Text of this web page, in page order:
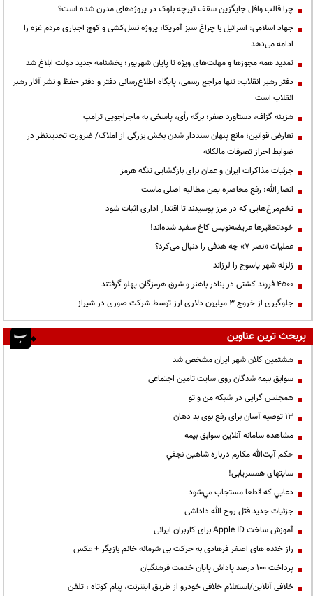
چرا قالب وافل جایگزین سقف تیرچه بلوک در پروژه‌های مدرن شده است؟
جهاد اسلامی: اسرائیل با چراغ سبز آمریکا، پروژه نسل‌کشی و کوچ اجباری مردم غزه را
ادامه می‌دهد
تمدید همه مجوزها و مهلت‌های ویژه تا پایان شهریور؛ بخشنامه جدید دولت ابلاغ شد
دفتر رهبر انقلاب: تنها مراجع رسمی، پایگاه اطلاع‌رسانی دفتر و دفتر حفظ و نشر آثار رهبر
انقلاب است
هزینه گزاف، دستاورد صفر؛ برگه رأی، پاسخی به ماجراجویی ترامپ
تعارض قوانین؛ مانع پنهان سنددار شدن بخش بزرگی از املاک/ ضرورت تجدیدنظر در
ضوابط احراز تصرفات مالکانه
جزئیات مذاکرات ایران و عمان برای بازگشایی تنگه هرمز
انصارالله: رفع محاصره یمن مطالبه اصلی ماست
تخم‌مرغ‌هایی که در مرز پوسیدند تا اقتدار اداری اثبات شود
خودتحقیرها عریضه‌نویس کاخ سفید شده‌اند!
عملیات «نصر ۷» چه هدفی را دنبال می‌کرد؟
زلزله شهر یاسوج را لرزاند
۴۵۰۰ فروند کشتی در بنادر باهنر و شرق هرمزگان پهلو گرفتند
جلوگیری از خروج ۳ میلیون دلاری ارز توسط شرکت صوری در شیراز
پربحث ترین عناوین
هشتمین کلان شهر ایران مشخص شد
سوابق بیمه شدگان روی سایت تامین اجتماعی
همجنس گرایی در شبکه من و تو
13 توصیه آسان برای رفع بوی بد دهان
مشاهده سامانه آنلاين سوابق بیمه
حكم آيت‌الله مكارم درباره شاهين نجفي
سایتهای همسریابی!
دعايي كه قطعا مستجاب مي‌شود
جزئیات جدید قتل روح الله داداشی
آموزش ساخت Apple ID برای کاربران ایرانی
راز خنده های اصغر فرهادی به حرکت بی شرمانه خانم بازیگر + عکس
پرداخت ۱۰۰ درصد پاداش پایان خدمت فرهنگیان
خلافی آنلاین/استعلام خلافی خودرو از طریق اینترنت، پیام کوتاه ، تلفن